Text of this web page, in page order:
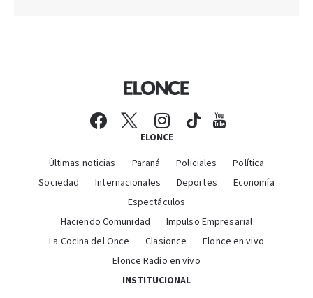
ELONCE
Últimas noticias Paraná Policiales
Política
Sociedad
Internacionales Deportes
Economía
Espectáculos
Haciendo Comunidad
Impulso Empresarial
La Cocina del Once
Clasionce
Elonce en vivo
Elonce Radio en vivo
INSTITUCIONAL